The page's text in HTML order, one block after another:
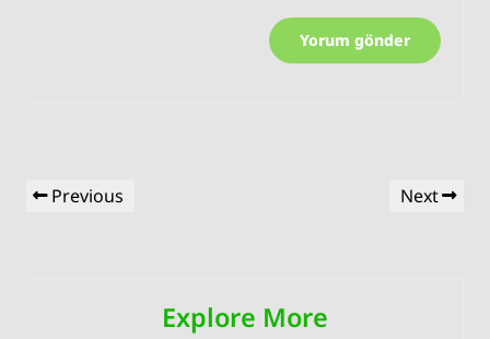
Yazı
gezinmesi
Previous
Previous
Next
Next
Explore More